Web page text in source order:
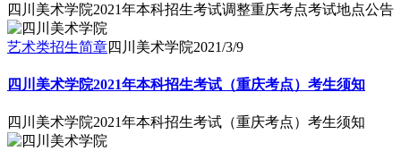
四川美术学院2021年本科招生考试调整重庆考点考试地点公告
艺术类招生简章四川美术学院2021/3/9
四川美术学院2021年本科招生考试（重庆考点）考生须知
四川美术学院2021年本科招生考试（重庆考点）考生须知